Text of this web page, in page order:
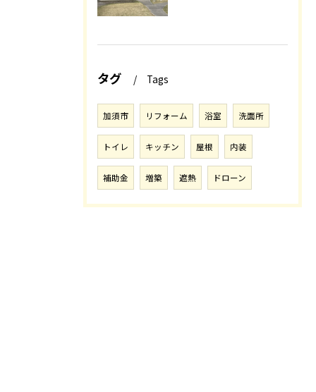
タグ Tags
加須市 リフォーム 浴室 洗面所
トイレ キッチン 屋根 内装
補助金 増築 遮熱 ドローン